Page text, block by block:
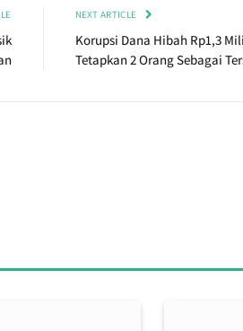
NEXT ARTICLE
Korupsi Dana Hibah Rp1,3
Tetapkan 2 Orang Sebagai